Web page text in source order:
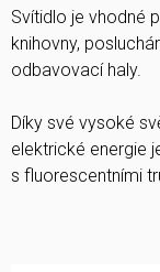
Svítidlo je vhodné
knihovny,
odbavovací haly.
Díky své vysoké
elektrické energie
s fluorescentními